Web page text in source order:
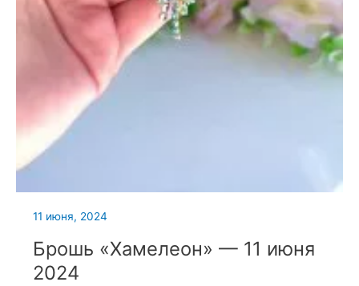
11 июня, 2024
Брошь «Хамелеон» — 11 июня
2024